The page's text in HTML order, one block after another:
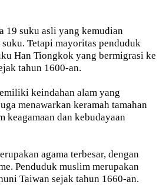
19 suku asli yang kemudian
Tetapi mayoritas penduduk
Han Tiongkok yang bermigrasi ke
tahun 1600-an.
keindahan alam yang
menawarkan keramah tamahan
keagamaan dan kebudayaan
agama terbesar, dengan
Penduduk muslim merupakan
Taiwan sejak tahun 1660-an.